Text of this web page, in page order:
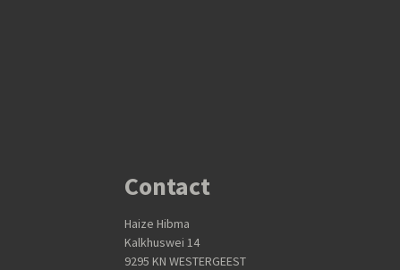
Contact
Haize Hibma
Kalkhuswei 14
9295 KN WESTERGEEST